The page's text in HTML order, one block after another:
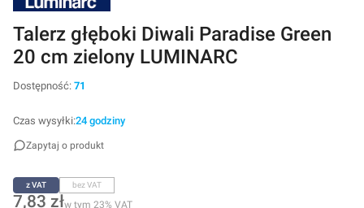
Talerz głęboki Diwali Paradise Green
20 cm zielony LUMINARC
Dostępność: 71
Czas wysyłki:24 godziny
Zapytaj o produkt
z VAT bez VAT
Cena
7,83 złw tym 23% VAT
w tym 23% VAT